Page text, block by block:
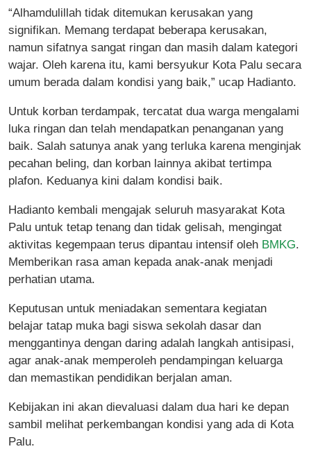
“Alhamdulillah tidak ditemukan kerusakan yang
signifikan. Memang terdapat beberapa kerusakan,
namun sifatnya sangat ringan dan masih dalam kategori
wajar. Oleh karena itu, kami bersyukur Kota Palu secara
umum berada dalam kondisi yang baik,” ucap Hadianto.
Untuk korban terdampak, tercatat dua warga mengalami
luka ringan dan telah mendapatkan penanganan yang
baik. Salah satunya anak yang terluka karena menginjak
pecahan beling, dan korban lainnya akibat tertimpa
plafon. Keduanya kini dalam kondisi baik.
Hadianto kembali mengajak seluruh masyarakat Kota
Palu untuk tetap tenang dan tidak gelisah, mengingat
aktivitas kegempaan terus dipantau intensif oleh BMKG.
Memberikan rasa aman kepada anak-anak menjadi
perhatian utama.
Keputusan untuk meniadakan sementara kegiatan
belajar tatap muka bagi siswa sekolah dasar dan
menggantinya dengan daring adalah langkah antisipasi,
agar anak-anak memperoleh pendampingan keluarga
dan memastikan pendidikan berjalan aman.
Kebijakan ini akan dievaluasi dalam dua hari ke depan
sambil melihat perkembangan kondisi yang ada di Kota
Palu.